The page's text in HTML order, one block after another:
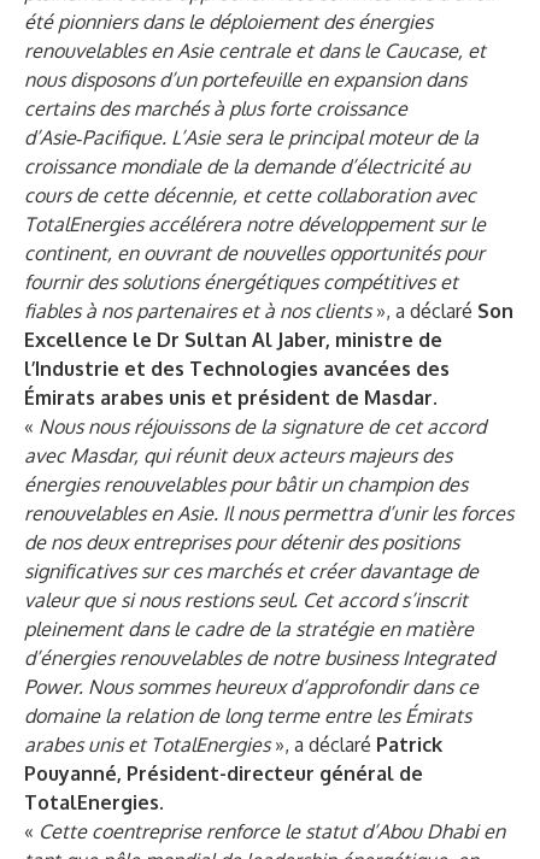
été pionniers dans le déploiement des énergies
renouvelables en Asie centrale et dans le Caucase, et
nous disposons d’un portefeuille en expansion dans
certains des marchés à plus forte croissance
d’Asie‑Pacifique. L’Asie sera le principal moteur de la
croissance mondiale de la demande d’électricité au
cours de cette décennie, et cette collaboration avec
TotalEnergies accélérera notre développement sur le
continent, en ouvrant de nouvelles opportunités pour
fournir des solutions énergétiques compétitives et
fiables à nos partenaires et à nos clients», a déclaré Son
Excellence le Dr Sultan Al Jaber, ministre de
l’Industrie et des Technologies avancées des
Émirats arabes unis et président de Masdar.
« Nous nous réjouissons de la signature de cet accord
avec Masdar, qui réunit deux acteurs majeurs des
énergies renouvelables pour bâtir un champion des
renouvelables en Asie. Il nous permettra d’unir les forces
de nos deux entreprises pour détenir des positions
significatives sur ces marchés et créer davantage de
valeur que si nous restions seul. Cet accord s’inscrit
pleinement dans le cadre de la stratégie en matière
d’énergies renouvelables de notre business Integrated
Power. Nous sommes heureux d’approfondir dans ce
domaine la relation de long terme entre les Émirats
arabes unis et TotalEnergies», a déclaré Patrick
Pouyanné, Président-directeur général de
TotalEnergies.
« Cette coentreprise renforce le statut d’Abou Dhabi en